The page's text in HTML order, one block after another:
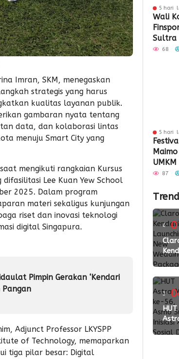
Imran, SKM, menegaskan
strategis yang harus
kualitas layanan publik.
gambaran nyata tentang
data, dan kolaborasi lintas
menuju Smart City yang
mengikuti rangkaian Kursus
difasilitasi Lee Kuan Yew School
2025. Dalam program
materi sekaligus kunjungan
riset dan inovasi teknologi
digital Singapura.
Pimpin Gerakan ‘Kendari
Pangan
Adjunct Professor LKYSPP
of Technology, memaparkan
tiga pilar besar: Digital
5 hari
Wali
Sultra
Sinergi
68
5 hari
87
4
lalu
2026,
3
lalu
HUT